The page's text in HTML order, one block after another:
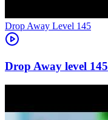
Level 145
145